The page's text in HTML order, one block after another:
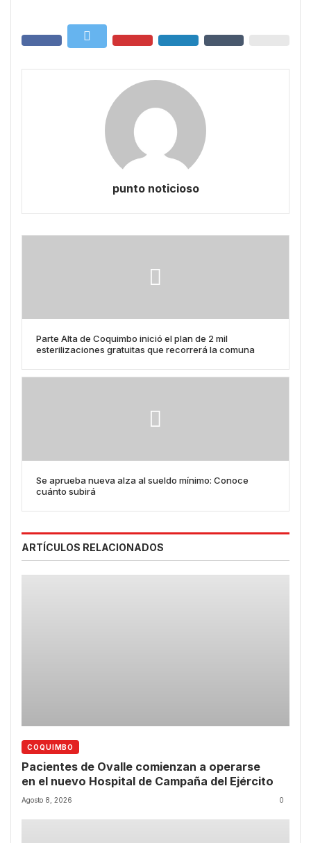
punto noticioso
Parte Alta de Coquimbo inició el plan de 2 mil
esterilizaciones gratuitas que recorrerá la comuna
Se aprueba nueva alza al sueldo mínimo: Conoce
cuánto subirá
ARTÍCULOS RELACIONADOS
COQUIMBO
Pacientes de Ovalle comienzan a operarse
en el nuevo Hospital de Campaña del Ejército
Agosto 8, 2026 0